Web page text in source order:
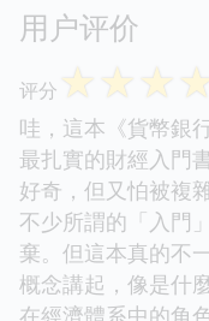
用户评价
评分 ☆☆☆
哇，這本《貨幣銀
最扎實的財經入門
好奇，但又怕被複
不少所謂的「入門
棄。但這本真的不
概念講起，像是什
在經濟體系中的角